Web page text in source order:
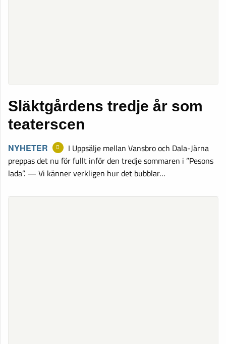
Släktgårdens tredje år som
teaterscen
NYHETER
I Uppsälje mellan Vansbro och Dala-Järna
preppas det nu för fullt inför den tredje sommaren i ”Pesons
lada”. — Vi känner verkligen hur det bubblar…